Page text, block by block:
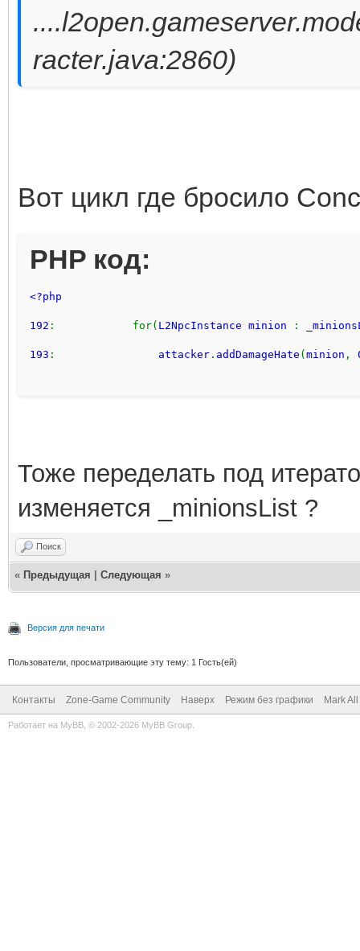
racter.java:2860)
Вот цикл где бросило
PHP код:
<?php
192 :            for( L2NpcInstance minion :
193 : attacker . addDamageHate ( minion ,
Тоже переделать под
изменяется _minionsList ?
Поиск
« Предыдущая Следующая »
Версия для печати
Пользователи, просматривающие эту тему: 1 Гость(ей)
Контакты Zone-Game Community Наверх Режим без графики Mark
Работает на MyBB , © 2002-2026 MyBB Group